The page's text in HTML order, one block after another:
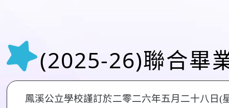
(2025-26)聯合畢
鳳溪公立學校謹訂於二零二六年五月二十八日